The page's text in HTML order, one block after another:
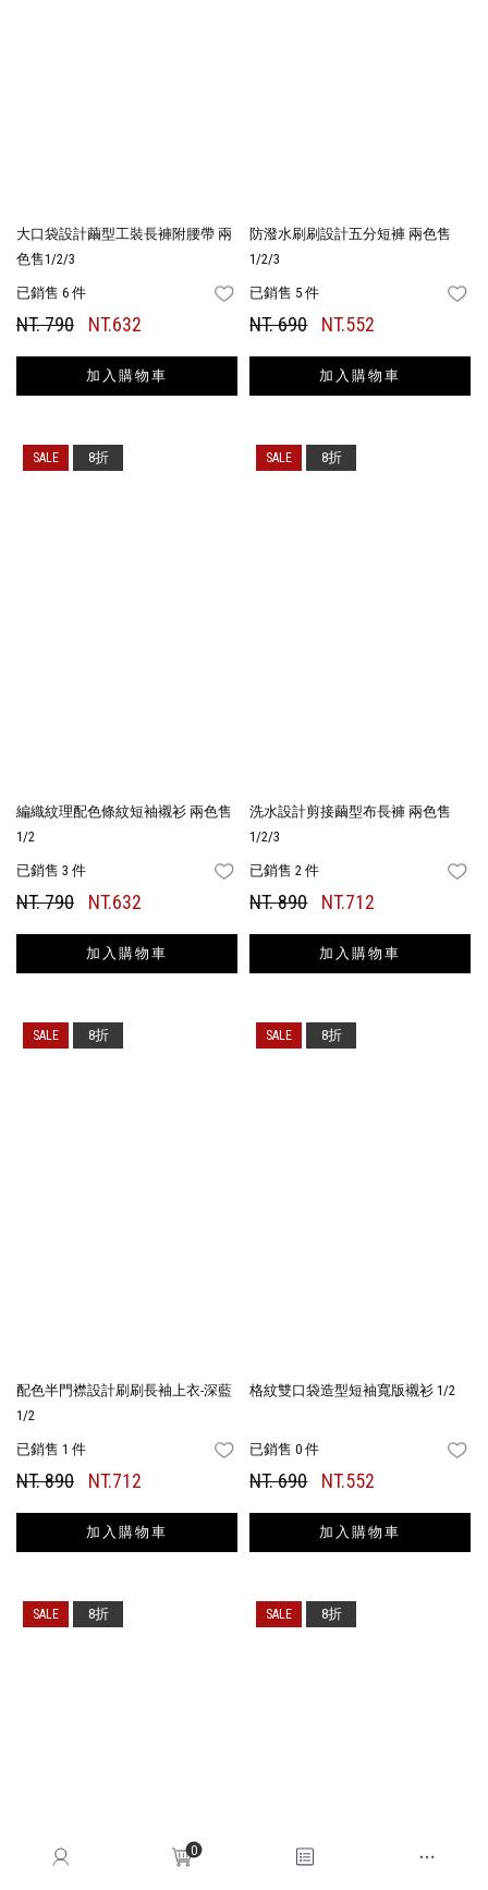
0
大口袋設計繭型工裝長褲附腰帶 兩
色售1/2/3
已銷售 6 件 FAVORITES
NT. 790 NT.632
加入購物車
防潑水刷刷設計五分短褲 兩色售
1/2/3
已銷售 5 件
NT. 690 NT.552
加入購物車
編織紋理配色條紋短袖襯衫 兩色售
1/2
已銷售 3 件 FAVORITES
NT. 790 NT.632
加入購物車
8折
洗水設計剪接繭型布長褲 兩色售
1/2/3
已銷售 2 件
NT. 890 NT.712
加入購物車
8折
配色半門襟設計刷刷長袖上衣-深藍
1/2
已銷售 1 件 FAVORITES
NT. 890 NT.712
加入購物車
8折
格紋雙口袋造型短袖寬版襯衫 1/2
已銷售 0 件
NT. 690 NT.552
加入購物車
8折
8折 8折